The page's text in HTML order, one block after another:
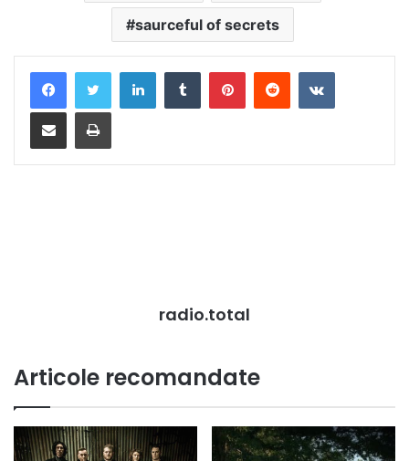
saurceful of secrets
LinkedInTumblrPinterestRedditVKontakte
Distribuie prin mail Tipărește
radio.total
Articole recomandate